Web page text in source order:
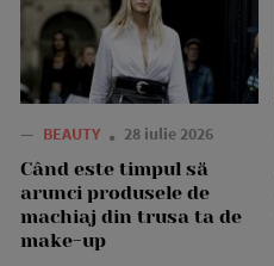
— BEAUTY 28 iulie 2026
Când este timpul să
arunci produsele de
machiaj din trusa ta de
make-up